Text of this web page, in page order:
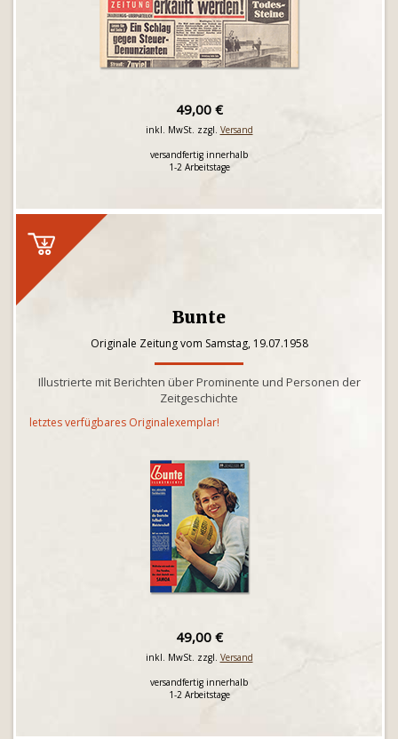
49,00 €
inkl. MwSt. zzgl. Versand
versandfertig innerhalb
1-2 Arbeitstage
Bunte
Originale Zeitung vom Samstag, 19.07.1958
Illustrierte mit Berichten über Prominente und Personen der
Zeitgeschichte
letztes verfügbares Originalexemplar!
49,00 €
inkl. MwSt. zzgl. Versand
versandfertig innerhalb
1-2 Arbeitstage